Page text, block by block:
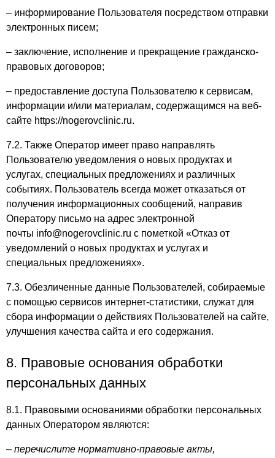
– информирование Пользователя посредством отправки
электронных писем;
– заключение, исполнение и прекращение гражданско-
правовых договоров;
– предоставление доступа Пользователю к сервисам,
информации и/или материалам, содержащимся на веб-
сайте https://nogerovclinic.ru.
7.2. Также Оператор имеет право направлять
Пользователю уведомления о новых продуктах и
услугах, специальных предложениях и различных
событиях. Пользователь всегда может отказаться от
получения информационных сообщений, направив
Оператору письмо на адрес электронной
почты info@nogerovclinic.ru с пометкой «Отказ от
уведомлений о новых продуктах и услугах и
специальных предложениях».
7.3. Обезличенные данные Пользователей, собираемые
с помощью сервисов интернет-статистики, служат для
сбора информации о действиях Пользователей на сайте,
улучшения качества сайта и его содержания.
8. Правовые основания обработки
персональных данных
8.1. Правовыми основаниями обработки персональных
данных Оператором являются:
– перечислите нормативно-правовые акты,